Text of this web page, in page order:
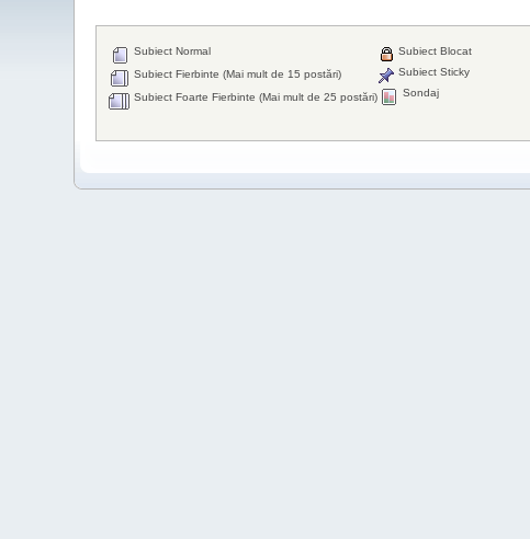
Subiect Normal
Subiect Fierbinte (Mai mult de 15 postări)
Subiect Foarte Fierbinte (Mai mult de 25 postări)
Subiect Blocat
Subiect Sticky
Sondaj